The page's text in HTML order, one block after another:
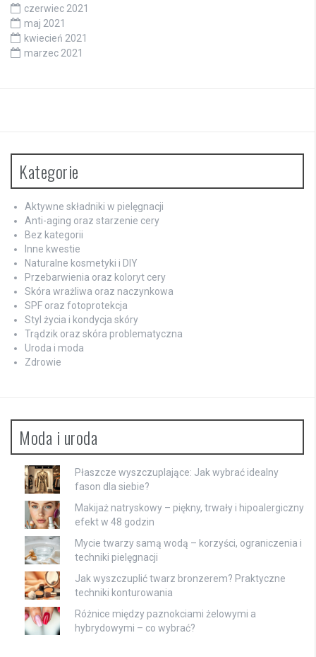
czerwiec 2021
maj 2021
kwiecień 2021
marzec 2021
Kategorie
Aktywne składniki w pielęgnacji
Anti-aging oraz starzenie cery
Bez kategorii
Inne kwestie
Naturalne kosmetyki i DIY
Przebarwienia oraz koloryt cery
Skóra wrażliwa oraz naczynkowa
SPF oraz fotoprotekcja
Styl życia i kondycja skóry
Trądzik oraz skóra problematyczna
Uroda i moda
Zdrowie
Moda i uroda
Płaszcze wyszczuplające: Jak wybrać idealny
fason dla siebie?
Makijaż natryskowy – piękny, trwały i hipoalergiczny
efekt w 48 godzin
Mycie twarzy samą wodą – korzyści, ograniczenia i
techniki pielęgnacji
Jak wyszczuplić twarz bronzerem? Praktyczne
techniki konturowania
Różnice między paznokciami żelowymi a
hybrydowymi – co wybrać?